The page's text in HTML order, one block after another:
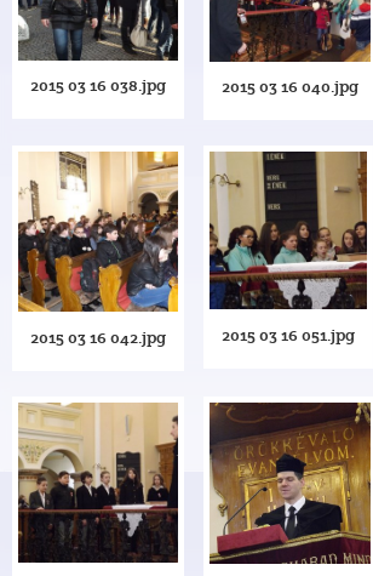
2015 03 16 038.jpg 2015 03 16 040.jpg
2015 03 16 042.jpg 2015 03 16 051.jpg